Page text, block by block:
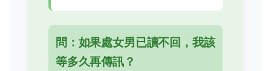
問：如果處女男已讀不回，我該
等多久再傳訊？